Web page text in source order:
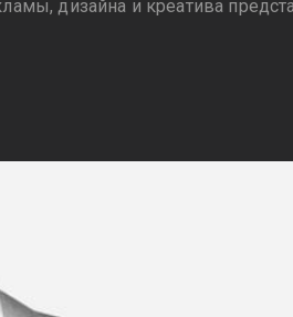
дизайна и креатива